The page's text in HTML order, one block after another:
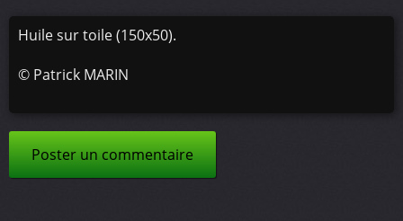
Huile sur toile (150x50).
© Patrick MARIN
Poster un commentaire